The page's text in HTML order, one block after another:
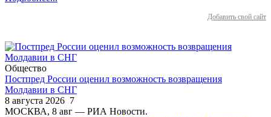
Добавить свой сайт
Общество
Постпред России оценил возможность возвращения
Молдавии в СНГ
8 августа 2026 7
МОСКВА, 8 авг — РИА Новости.